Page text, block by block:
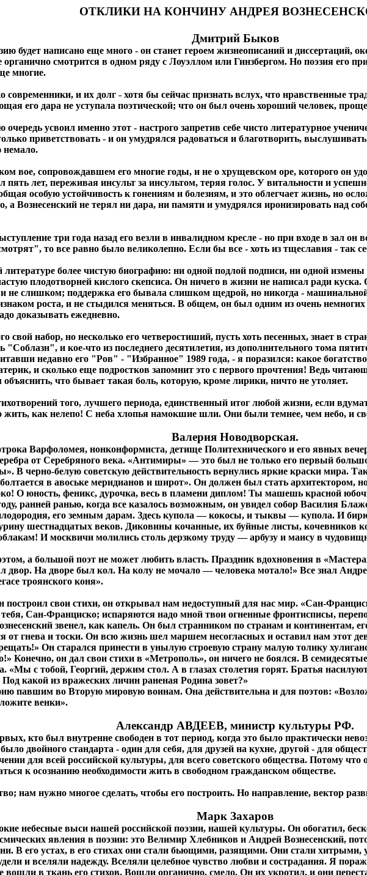
ОТКЛИКИ НА КОНЧИНУ АНДРЕЯ
Дмитрий Быков
будет написано еще много - он станет героем жизнеописаний и
органично смотрится в одном ряду с Лоуэллом или Гинзбергом. Но поэзия его
многие.
современники, и их долг - хотя бы сейчас признать вслух, что нравственные
его дара не уступала поэтической; что он был очень хороший человек,
усвоил именно этот - настрого запретив себе чисто литературное
приветствовать - и он умудрялся радоваться и благотворить,
немало.
вое, сопровождавшем его многие годы, и не о хрущевском оре, которого он
пять лет, переживая инсульт за инсультом, теряя голос. У витальности и
особую устойчивость к гонениям и болезням, и это облегчает жизнь, но
а Вознесенский не терял ни дара, ни памяти и умудрялся иронизировать над
три года назад его везли в инвалидном кресле - но при входе в зал он
то все равно было великолепно. Если бы все - хоть из тщеславия - так
более чистую биографию: ни одной подлой подписи, ни одной
плодотворней кислого скепсиса. Он ничего в жизни не написал ради
и не слишком; поддержка его бывала слишком щедрой, но никогда -
роста, и не стыдился меняться. В общем, он был одним из очень
доказывать ежедневно.
свой набор, но несколько его четверостиший, пусть хоть песенных, знает в
"Соблазн", и кое-что из последнего десятилетия, из дополнительного тома
недавно его "Ров" - "Избранное" 1989 года, - я поразился: какое
и сколько еще подростков запомнит это с первого прочтения! Ведь
что бывает такая боль, которую, кроме лирики, ничто не утоляет.
того, лучшего периода, единственный итог любой жизни, если
как нелепо! С неба хлопья намокшие шли. Они были темнее, чем небо, и
Валерия Новодворская.
Варфоломея, нонконформиста, детище Политехнического и его явных
от Серебряного века. «Антимиры» — это был не только его первый
черно-белую советскую действительность вернулись яркие краски мира.
в авоське меридианов и широт». Он должен был стать
О юность, феникс, дурочка, весь в пламени диплом! Ты машешь красной
ранней ранью, когда все казалось возможным, он увидел собор Василия
его земным дарам. Здесь купола — кокосы, и тыквы — купола. И
шестнадцатых веков. Диковины кочанные, их буйные листы, кочевников
И москвичи молились столь дерзкому труду — арбузу и маису в
а большой поэт не может любить власть. Праздник вдохновения в
На дворе был кол. На колу не мочало — человека мотало!» Все знал
троянского коня».
построил свои стихи, он открывал нам недоступный для нас мир. «Сан-
Сан-Франциско; испаряются надо мной твои огненные фронтисписы,
звенел, как капель. Он был странником по странам и континентам,
от гнева и тоски. Он всю жизнь шел маршем несогласных и оставил нам этот
Он старался принести в унылую строевую страну малую толику
Конечно, он дал свои стихи в «Метрополь», он ничего не боялся. В
с тобой, Георгий, держим стол. А в глазах столетия горят. Братья
какой из вражеских личин раненая Родина зовет?»
павшим во Вторую мировую воинам. Она действительна и для поэтов:
венки».
Александр АВДЕЕВ, министр культуры РФ.
кто был внутренне свободен в тот период, когда это было практически
двойного стандарта - один для себя, для друзей на кухне, другой - для
для всей российской культуры, для всего советского общества. Потому
к осознанию необходимости жить в свободном гражданском обществе.
нам нужно многое сделать, чтобы его построить. Но направление, вектор
Марк Захаров
небесные выси нашей российской поэзии, нашей культуры. Он обогатил,
явления в поэзии: это Велимир Хлебников и Андрей Вознесенский,
В его устах, в его стихах они стали бьющими, разящими. Они стали
и вселяли надежду. Вселяли целебное чувство любви и сострадания. Я
в ткань его стихов. Вошли органично, смело. Он их укротил, и они